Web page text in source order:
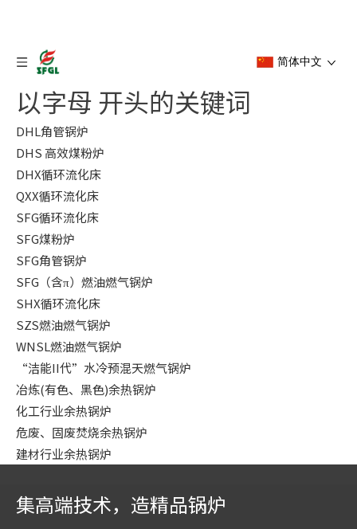
简体中文
以字母 开头的关键词
DHL角管锅炉
DHS 高效煤粉炉
DHX循环流化床
QXX循环流化床
SFG循环流化床
SFG煤粉炉
SFG角管锅炉
SFG（含π）燃油燃气锅炉
SHX循环流化床
SZS燃油燃气锅炉
WNSL燃油燃气锅炉
“洁能II代”水冷预混天燃气锅炉
冶炼(有色、黑色)余热锅炉
化工行业余热锅炉
危废、固废焚烧余热锅炉
建材行业余热锅炉
集高端技术，造精品锅炉